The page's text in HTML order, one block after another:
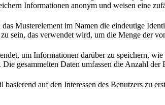
Informationen anonym und weisen eine
Musterelement im Namen die eindeutige
sein, das verwendet wird, um die Menge der
um Informationen darüber zu speichern,
gesammelten Daten umfassen die Anzahl der
auf den Interessen des Benutzers zu